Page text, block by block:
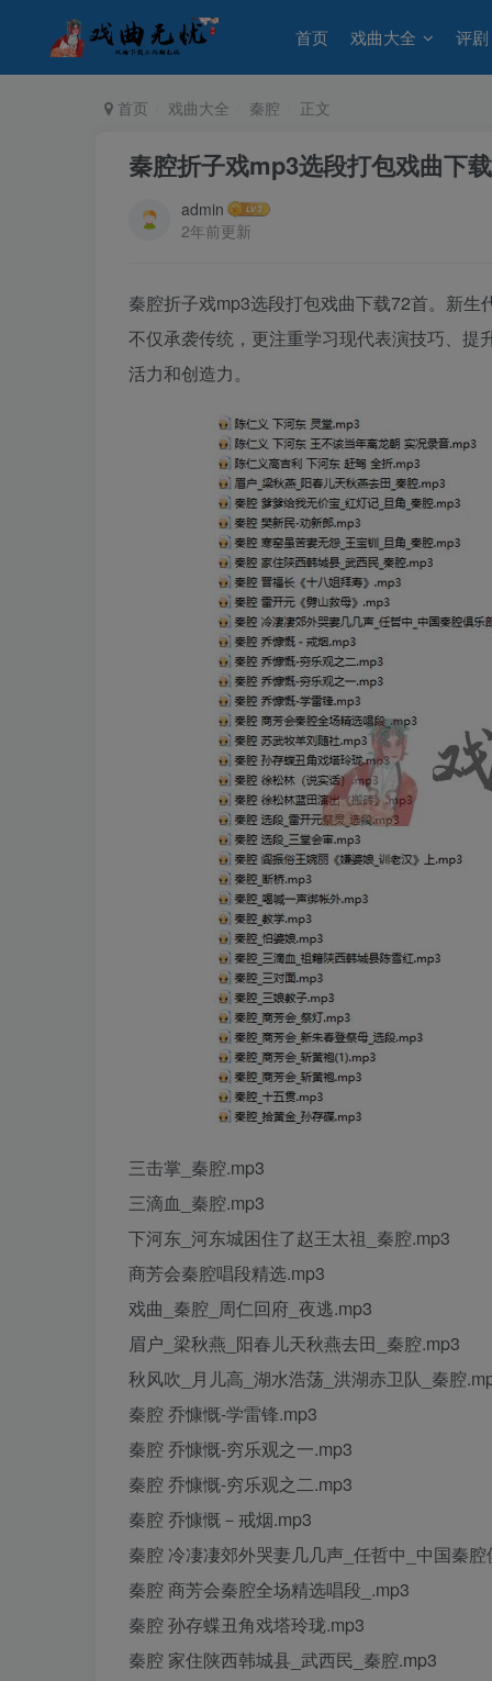
首页 戏曲大全 评剧
首页 戏曲大全 秦腔 正文
秦腔折子戏mp3选段打包戏曲下
admin
2年前更新
秦腔折子戏mp3选段打包戏曲下载72首。新
不仅承袭传统，更注重学习现代表演技巧、
活力和创造力。
三击掌_秦腔.mp3
三滴血_秦腔.mp3
下河东_河东城困住了赵王太祖_秦腔.mp3
商芳会秦腔唱段精选.mp3
戏曲_秦腔_周仁回府_夜逃.mp3
眉户_梁秋燕_阳春儿天秋燕去田_秦腔.mp3
秋风吹_月儿高_湖水浩荡_洪湖赤卫队_秦腔
秦腔 乔慷慨-学雷锋.mp3
秦腔 乔慷慨-穷乐观之一.mp3
秦腔 乔慷慨-穷乐观之二.mp3
秦腔 乔慷慨－戒烟.mp3
秦腔 冷凄凄郊外哭妻几几声_任哲中_中国秦
秦腔 商芳会秦腔全场精选唱段_.mp3
秦腔 孙存蝶丑角戏塔玲珑.mp3
秦腔 家住陕西韩城县_武西民_秦腔.mp3